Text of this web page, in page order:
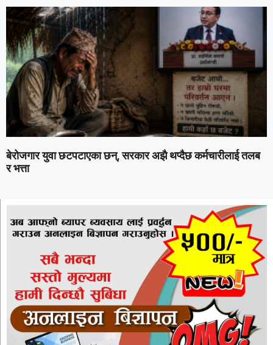
बेरोजगार युवा छटपटाएका छन्, सरकार अझै थप्दैछ कर्मचारीलाई तलब
र भत्ता